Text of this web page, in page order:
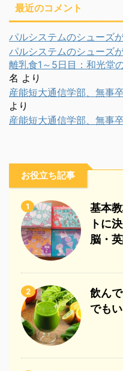
最近のコメント
パルシステムのシューズ
パルシステムのシューズ
離乳食1～5日目：和光堂
名 より
産能短大通信学部、無事
より
産能短大通信学部、無事
お役立ち記事
1
基本
トに
脳・
2
飲ん
でも